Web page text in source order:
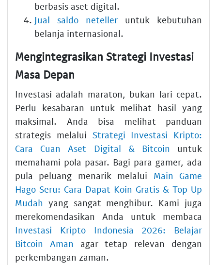
berbasis aset digital.
Jual saldo neteller untuk kebutuhan
belanja internasional.
Mengintegrasikan Strategi Investasi
Masa Depan
Investasi adalah maraton, bukan lari cepat.
Perlu kesabaran untuk melihat hasil yang
maksimal. Anda bisa melihat panduan
strategis melalui Strategi Investasi Kripto:
Cara Cuan Aset Digital & Bitcoin untuk
memahami pola pasar. Bagi para gamer, ada
pula peluang menarik melalui Main Game
Hago Seru: Cara Dapat Koin Gratis & Top Up
Mudah yang sangat menghibur. Kami juga
merekomendasikan Anda untuk membaca
Investasi Kripto Indonesia 2026: Belajar
Bitcoin Aman agar tetap relevan dengan
perkembangan zaman.